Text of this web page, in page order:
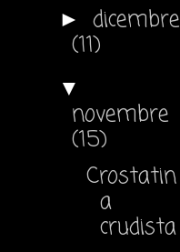
► dicembre
(11)
▼
novembre
(15)
Crostatin
a
crudista